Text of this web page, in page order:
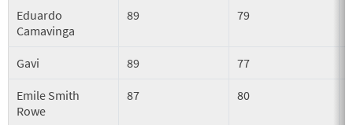
Eduardo
Camavinga
89 79
Gavi 89 77
Emile Smith
Rowe
87 80